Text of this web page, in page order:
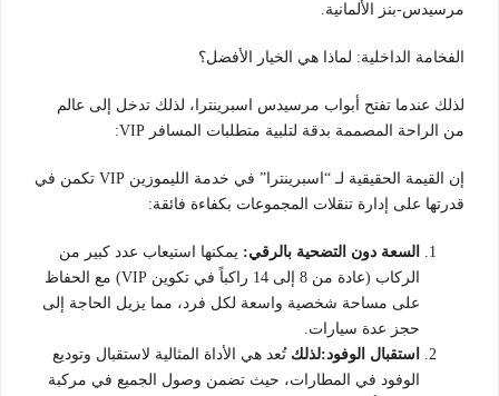
مرسيدس-بنز الألمانية.
الفخامة الداخلية: لماذا هي الخيار الأفضل؟
لذلك عندما تفتح أبواب مرسيدس اسبرينترا، لذلك تدخل إلى عالم
من الراحة المصممة بدقة لتلبية متطلبات المسافر VIP:
إن القيمة الحقيقية لـ “اسبرينترا” في خدمة الليموزين VIP تكمن في
قدرتها على إدارة تنقلات المجموعات بكفاءة فائقة:
السعة دون التضحية بالرقي: يمكنها استيعاب عدد كبير من
الركاب (عادة من 8 إلى 14 راكباً في تكوين VIP) مع الحفاظ
على مساحة شخصية واسعة لكل فرد، مما يزيل الحاجة إلى
حجز عدة سيارات.
استقبال الوفود:لذلك تُعد هي الأداة المثالية لاستقبال وتوديع
الوفود في المطارات، حيث تضمن وصول الجميع في مركبة